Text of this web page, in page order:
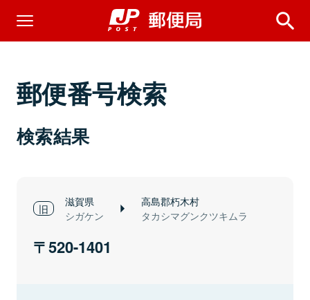
郵便番号検索
検索結果
滋賀県
シガケン
高島郡朽木村
タカシマグンクツキムラ
520-1401